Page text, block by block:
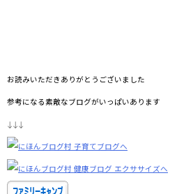
お読みいただきありがとうございました
参考になる素敵なブログがいっぱいあります
↓↓↓